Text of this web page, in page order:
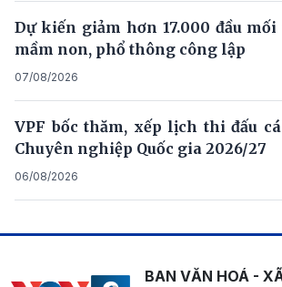
Dự kiến giảm hơn 17.000 đầu mối
mầm non, phổ thông công lập
07/08/2026
VPF bốc thăm, xếp lịch thi đấu
Chuyên nghiệp Quốc gia 2026/27
06/08/2026
BAN VĂN HOÁ -